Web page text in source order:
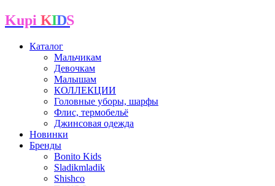
Kupi K I D S
Каталог
Мальчикам
Девочкам
Малышам
КОЛЛЕКЦИИ
Головные уборы, шарфы
Флис, термобельё
Джинсовая одежда
Новинки
Бренды
Bonito Kids
Sladikmladik
Shishco